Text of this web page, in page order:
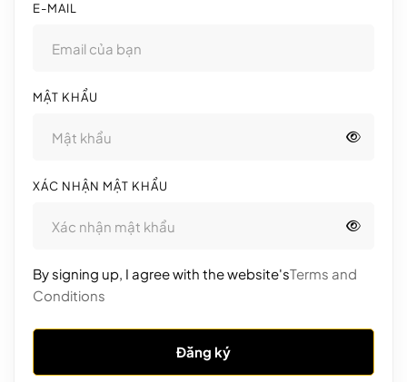
E-MAIL
MẬT KHẨU
XÁC NHẬN MẬT KHẨU
By signing up, I agree with the website'sTerms and
Conditions
Đăng ký